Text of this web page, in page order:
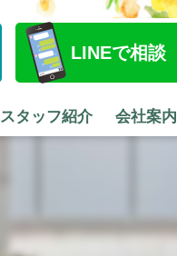
LINEで相談
スタッフ紹介 会社案内